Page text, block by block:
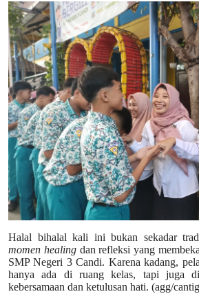
Halal bihalal kali ini bukan sekadar
momen healingdan refleksi yang
SMP Negeri 3 Candi. Karena kadang,
hanya ada di ruang kelas, tapi juga
kebersamaan dan ketulusan hati. (agg/